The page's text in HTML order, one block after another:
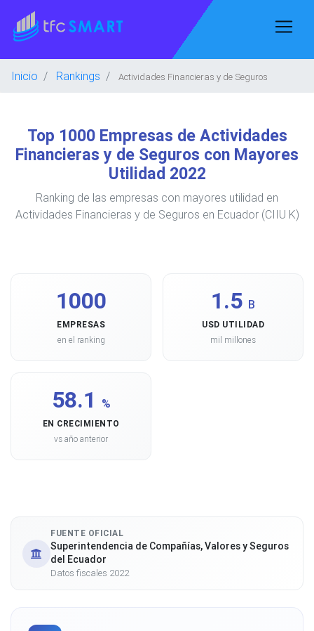
Inicio Rankings Actividades Financieras y de Seguros
Top 1000 Empresas de Actividades
Financieras y de Seguros con Mayores
Utilidad 2022
Ranking de las empresas con mayores utilidad en
Actividades Financieras y de Seguros en Ecuador (CIIU K)
1000
EMPRESAS
en el ranking
1.5 B
USD UTILIDAD
mil millones
58.1 %
EN CRECIMIENTO
vs año anterior
FUENTE OFICIAL
Superintendencia de Compañías, Valores y Seguros
del Ecuador
Datos fiscales 2022